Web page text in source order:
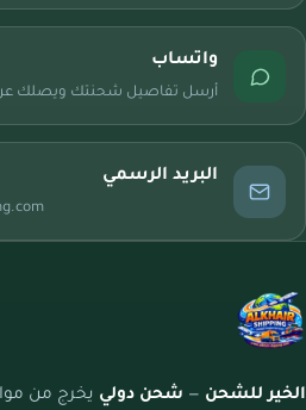
واتساب
أرسل تفاصيل شحنتك ويصلك
البريد الرسمي
الخير للشحن — شحن دولي يخرج من